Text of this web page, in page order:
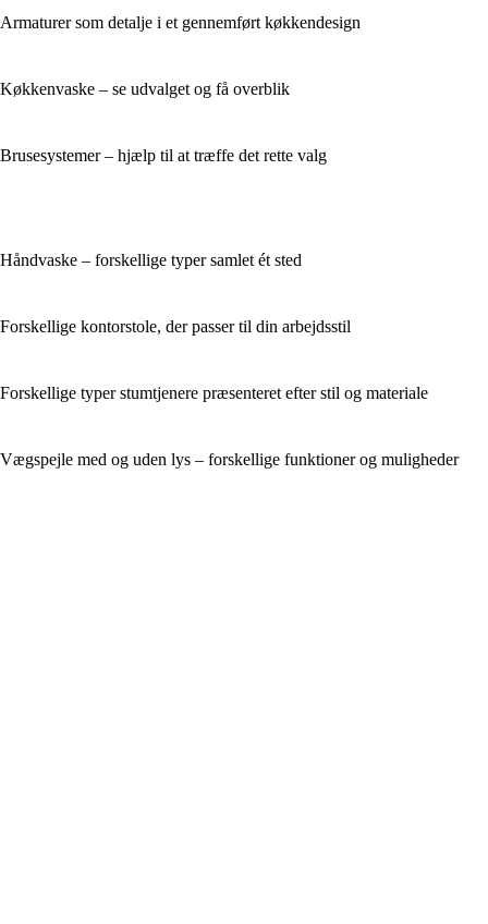
Armaturer som detalje i et gennemført køkkendesign
Køkkenvaske – se udvalget og få overblik
Brusesystemer – hjælp til at træffe det rette valg
Håndvaske – forskellige typer samlet ét sted
Forskellige kontorstole, der passer til din arbejdsstil
Forskellige typer stumtjenere præsenteret efter stil og materiale
Vægspejle med og uden lys – forskellige funktioner og muligheder